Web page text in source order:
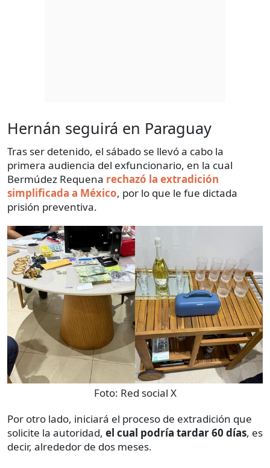
Hernán seguirá en Paraguay
Tras ser detenido, el sábado se llevó a cabo la
primera audiencia del exfuncionario, en la cual
Bermúdez Requena rechazó la extradición
simplificada a México, por lo que le fue dictada
prisión preventiva.
Foto: Red social X
Por otro lado, iniciará el proceso de extradición que
solicite la autoridad, el cual podría tardar 60 días, es
decir, alrededor de dos meses.